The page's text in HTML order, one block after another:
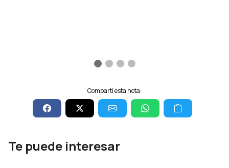
Compartí esta nota:
Te puede interesar